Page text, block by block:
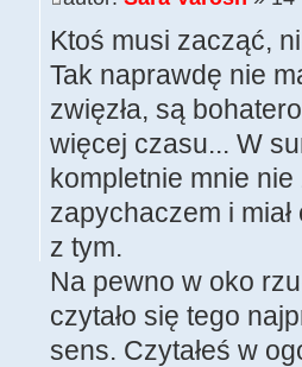
Ktoś musi zacząć,
Tak naprawdę nie
zwięzła, są
więcej czasu... W
kompletnie mnie nie
zapychaczem i
z tym.
Na pewno w oko
czytało się tego
sens. Czytałeś w